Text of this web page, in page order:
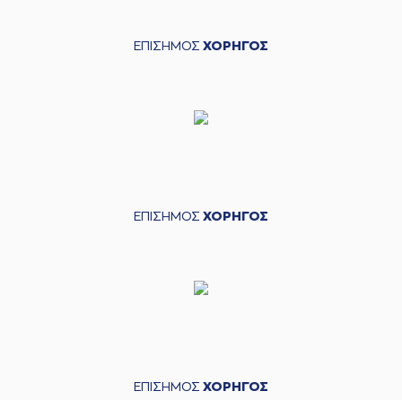
ΕΠΙΣΗΜΟΣ ΧΟΡΗΓΟΣ
ΕΠΙΣΗΜΟΣ ΧΟΡΗΓΟΣ
ΕΠΙΣΗΜΟΣ ΧΟΡΗΓΟΣ